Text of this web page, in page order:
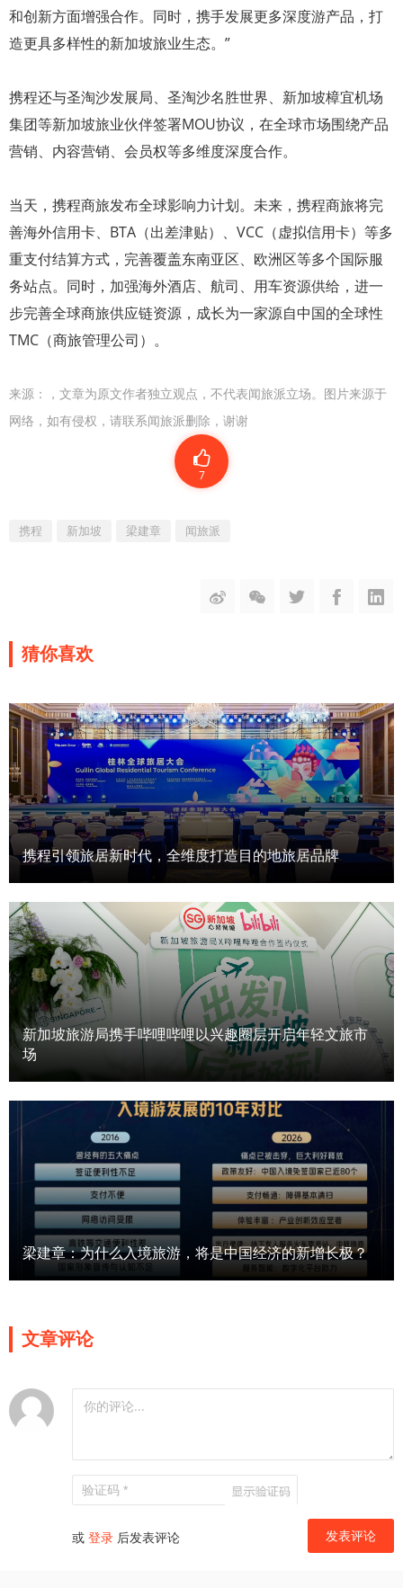
和创新方面增强合作。同时，携手发展更多深度游产品，打
造更具多样性的新加坡旅业生态。”
携程还与圣淘沙发展局、圣淘沙名胜世界、新加坡樟宜机场
集团等新加坡旅业伙伴签署MOU协议，在全球市场围绕产品
营销、内容营销、会员权等多维度深度合作。
当天，携程商旅发布全球影响力计划。未来，携程商旅将完
善海外信用卡、BTA（出差津贴）、VCC（虚拟信用卡）等多
重支付结算方式，完善覆盖东南亚区、欧洲区等多个国际服
务站点。同时，加强海外酒店、航司、用车资源供给，进一
步完善全球商旅供应链资源，成长为一家源自中国的全球性
TMC（商旅管理公司）。
来源：
，文章为原文作者独立观点，不代表闻旅派立场。图片来源于
网络，如有侵权，请联系闻旅派删除，谢谢
7
携程 新加坡 梁建章 闻旅派
猜你喜欢
携程引领旅居新时代，全维度打造目的地旅居品牌
新加坡旅游局携手哔哩哔哩以兴趣圈层开启年轻文旅市
场
梁建章：为什么入境旅游，将是中国经济的新增长极？
文章评论
或 登录 后发表评论